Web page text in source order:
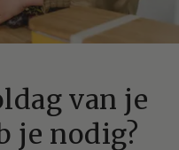
van je
je nodig?